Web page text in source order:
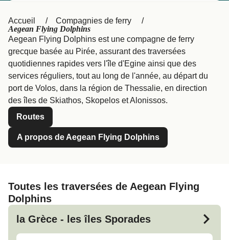
Portugal Catalan
대한민국 Suomi
Slovensko Nederland
Česká republika Australia
España
Sverige
Ireland Danmark
العربية UK
Accueil
Compagnies de ferry
Aegean Flying Dolphins
Aegean Flying Dolphins est une compagne de ferry
grecque basée au Pirée, assurant des traversées
quotidiennes rapides vers l'île d'Egine ainsi que des
services réguliers, tout au long de l'année, au départ du
port de Volos, dans la région de Thessalie, en direction
des îles de Skiathos, Skopelos et Alonissos.
Routes
A propos de Aegean Flying Dolphins
Toutes les traversées de Aegean Flying
Dolphins
la Grèce - les îles Sporades